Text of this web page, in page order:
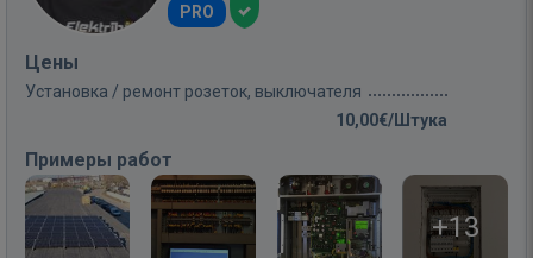
PRO
Цены
Установка / ремонт розеток, выключателя
10,00€/Штука
Примеры работ
+13